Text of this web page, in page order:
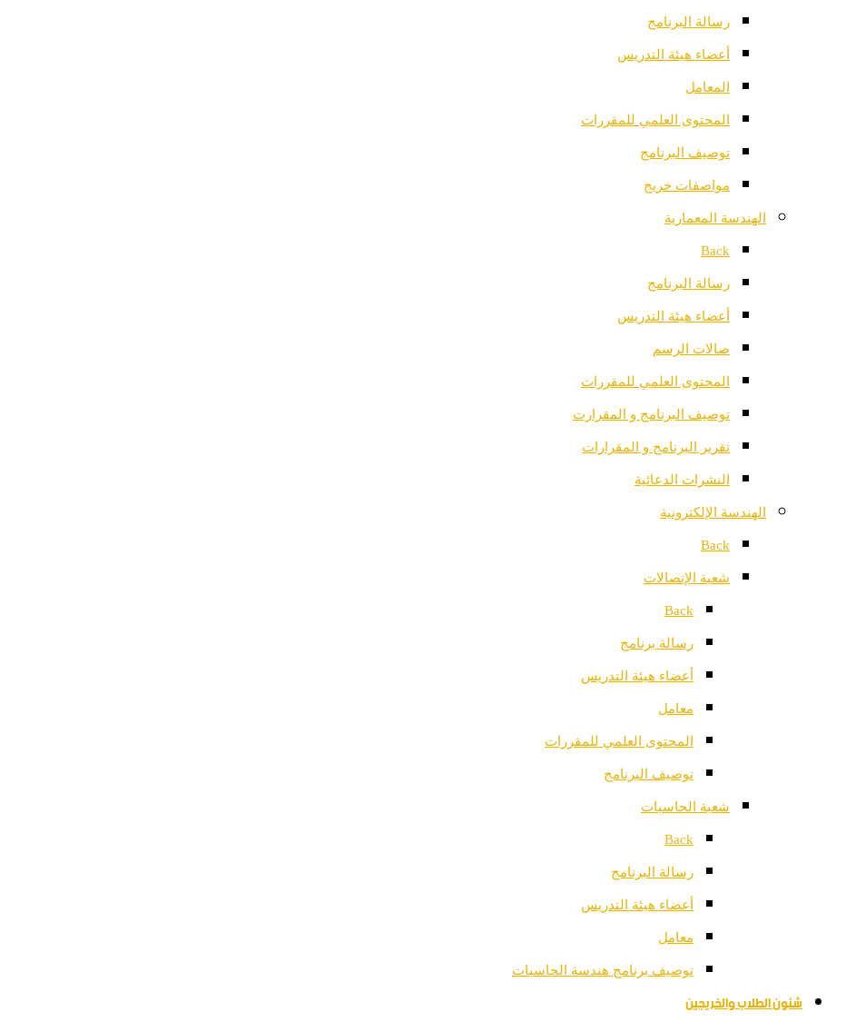
رسالة البرنامج
أعضاء هيئة التدريس
المعامل
المحتوى العلمي للمقررات
توصيف البرنامج
مواصفات خريج
الهندسة المعمارية
Back
رسالة البرنامج
أعضاء هيئة التدريس
صالات الرسم
المحتوى العلمي للمقررات
توصيف البرنامج و المقرارت
تقرير البرنامج و المقرارات
النشرات الدعائية
الهندسة الإلكترونية
Back
شعبة الإتصالات
Back
رسالة برنامج
أعضاء هيئة التدريس
معامل
المحتوى العلمي للمقررات
توصيف البرنامج
شعبة الحاسبات
Back
رسالة البرنامج
أعضاء هيئة التدريس
معامل
توصيف برنامج هندسة الحاسبات
شئون الطلاب والخريجين